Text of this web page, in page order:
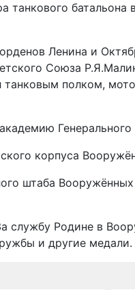
танкового
Ленина и
Союза
полком,
корпуса
штаба
службу Родине в
и другие медали.